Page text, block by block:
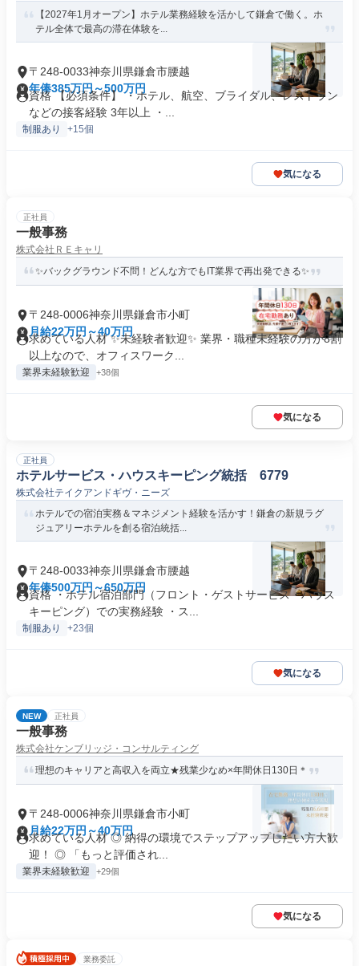
【2027年1月オープン】ホテル業務経験を活かして鎌倉で働く。ホ
テル全体で最高の滞在体験を...
〒248-0033神奈川県鎌倉市腰越
年俸385万円～500万円
資格 【必須条件】 ・ホテル、航空、ブライダル、レストラン
などの接客経験 3年以上 ・...
制服あり +15個
気になる
正社員
一般事務
株式会社ＲＥキャリ
✨バックグラウンド不問！どんな方でもIT業界で再出発できる✨
〒248-0006神奈川県鎌倉市小町
月給22万円～40万円
求めている人材 ✨未経験者歓迎✨ 業界・職種未経験の方が8割
以上なので、オフィスワーク...
業界未経験歓迎 +38個
気になる
正社員
ホテルサービス・ハウスキーピング統括 6779
株式会社テイクアンドギヴ・ニーズ
ホテルでの宿泊実務＆マネジメント経験を活かす！鎌倉の新規ラグ
ジュアリーホテルを創る宿泊統括...
〒248-0033神奈川県鎌倉市腰越
年俸500万円～650万円
資格 ・ホテル宿泊部門（フロント・ゲストサービス・ハウス
キーピング）での実務経験 ・ス...
制服あり +23個
気になる
NEW 正社員
一般事務
株式会社ケンブリッジ・コンサルティング
理想のキャリアと高収入を両立★残業少なめ×年間休日130日＊
〒248-0006神奈川県鎌倉市小町
月給22万円～40万円
求めている人材 ◎ 納得の環境でステップアップしたい方大歓
迎！ ◎ 「もっと評価され...
業界未経験歓迎 +29個
気になる
業務委託